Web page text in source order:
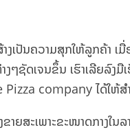
ເປັນຄວາມສຸກໃຫ້ລູກຄ້າ
ໆຊັດເຈນຂຶ້ນ ເຮົາເລີຍລົ
company ໄດ້ໃຫ້ສ
າຍສະເພາະຂະໜາດກາງ